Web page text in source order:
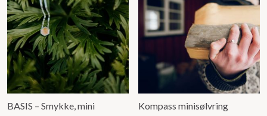
BASIS – Smykke, mini Kompass minisølvring